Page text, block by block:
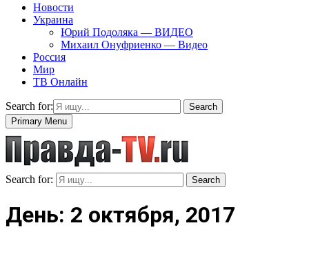
Новости
Украина
Юрий Подоляка — ВИДЕО
Михаил Онуфриенко — Видео
Россия
Мир
ТВ Онлайн
Search for:
Search
Primary Menu
Search for: Search
День: 2 октября, 2017